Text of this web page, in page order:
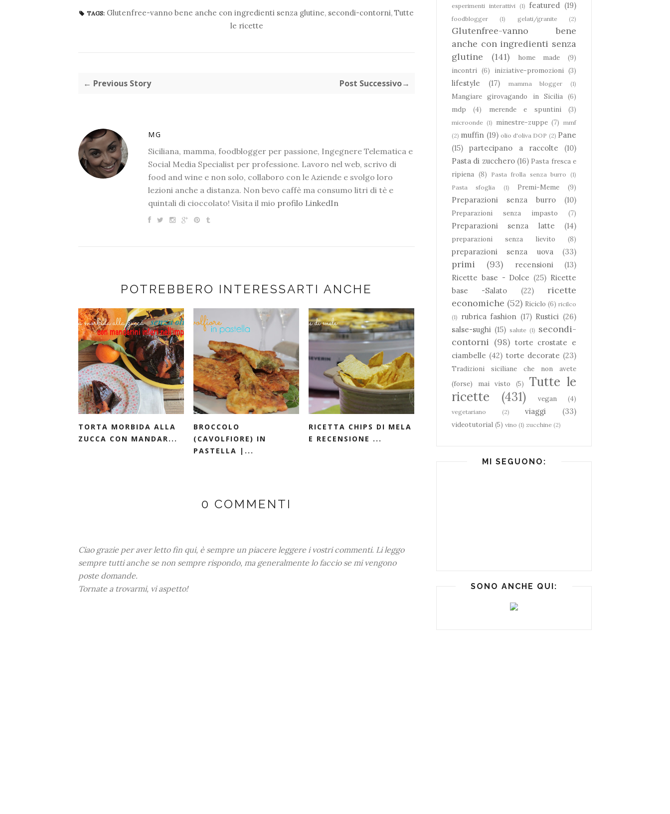
TAGS: Glutenfree-vanno bene anche con ingredienti senza glutine, secondi-contorni, Tutte
le ricette
← Previous Story Post Successivo→
MG
Siciliana, mamma, foodblogger per passione, Ingegnere Telematica e
Social Media Specialist per professione. Lavoro nel web, scrivo di
food and wine e non solo, collaboro con le Aziende e svolgo loro
lezioni anche a distanza. Non bevo caffè ma consumo litri di tè e
quintali di cioccolato! Visita il mio profilo LinkedIn
POTREBBERO INTERESSARTI ANCHE
TORTA MORBIDA ALLA
ZUCCA CON MANDAR...
BROCCOLO
(CAVOLFIORE) IN
PASTELLA |...
RICETTA CHIPS DI MELA
E RECENSIONE ...
0 COMMENTI
Ciao grazie per aver letto fin qui, è sempre un piacere leggere i vostri commenti. Li leggo
sempre tutti anche se non sempre rispondo, ma generalmente lo faccio se mi vengono
poste domande.
Tornate a trovarmi, vi aspetto!
esperimenti interattivi (1) featured (19)
foodblogger (1) gelati/granite (2)
Glutenfree-vanno bene
anche con ingredienti senza
glutine
(141) home made
(9)
incontri (6) iniziative-promozioni (3)
lifestyle (17) mamma blogger (1)
Mangiare girovagando in Sicilia (6)
mdp
(4) merende e spuntini (3)
microonde (1) minestre-zuppe (7) mmf
(2) muffin (19) olio d'oliva DOP (2) Pane
(15)
partecipano a raccolte
(10)
Pasta di zucchero (16) Pasta fresca e
ripiena (8) Pasta frolla senza burro
(1)
Pasta sfoglia
(1) Premi-Meme (9)
Preparazioni senza burro (10)
Preparazioni senza impasto (7)
Preparazioni senza latte (14)
preparazioni senza lievito (8)
preparazioni senza uova (33)
primi (93) recensioni
(13)
Ricette base - Dolce (25) Ricette
base -Salato
(22)
ricette
economiche (52) Riciclo (6) ricilco
(1) rubrica fashion (17) Rustici (26)
salse-sughi (15) salute (1) secondi-
contorni (98) torte crostate e
ciambelle (42) torte decorate (23)
Tradizioni siciliane che non avete
(forse) mai visto
(5)
Tutte le
ricette
(431) vegan (4)
vegetariano (2) viaggi (33)
videotutorial (5) vino (1) zucchine (2)
MI SEGUONO:
SONO ANCHE QUI: